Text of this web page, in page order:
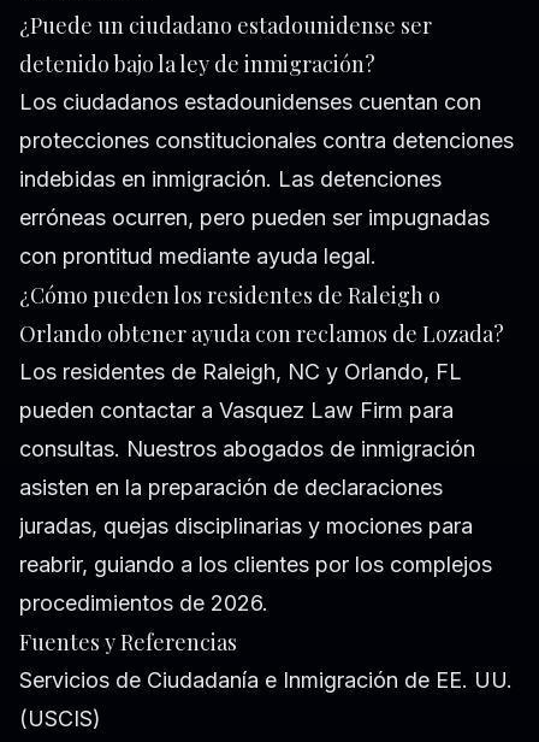
¿Puede un ciudadano estadounidense ser
detenido bajo la ley de inmigración?
Los ciudadanos estadounidenses cuentan con
protecciones constitucionales contra detenciones
indebidas en inmigración. Las detenciones
erróneas ocurren, pero pueden ser impugnadas
con prontitud mediante ayuda legal.
¿Cómo pueden los residentes de Raleigh o
Orlando obtener ayuda con reclamos de Lozada?
Los residentes de Raleigh, NC y Orlando, FL
pueden contactar a Vasquez Law Firm para
consultas. Nuestros abogados de inmigración
asisten en la preparación de declaraciones
juradas, quejas disciplinarias y mociones para
reabrir, guiando a los clientes por los complejos
procedimientos de 2026.
Fuentes y Referencias
Servicios de Ciudadanía e Inmigración de EE. UU.
(USCIS)